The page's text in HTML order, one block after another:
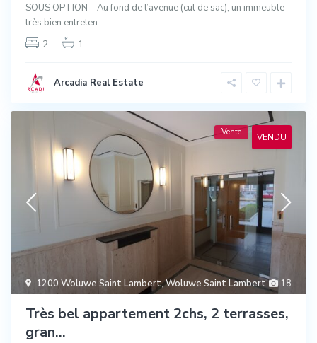
SOUS OPTION – Au fond de l’avenue (cul de sac), un immeuble
très bien entreten ...
2
1
Arcadia Real Estate
18
1200 Woluwe Saint Lambert,Woluwe Saint Lambert
Vente VENDU
Très bel appartement 2chs, 2 terrasses,
gran...